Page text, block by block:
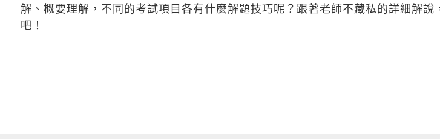
解、概要理解，不同的考試項目各有什麼解題技巧呢？跟著老師不藏私的詳細解說
吧！